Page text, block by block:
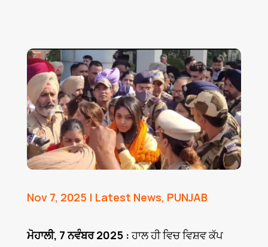
Nov 7, 2025 | Latest News, PUNJAB
ਮੋਹਾਲੀ, 7 ਨਵੰਬਰ 2025 :ਹਾਲ ਹੀ ਵਿਚ ਵਿਸ਼ਵ ਕੱਪ